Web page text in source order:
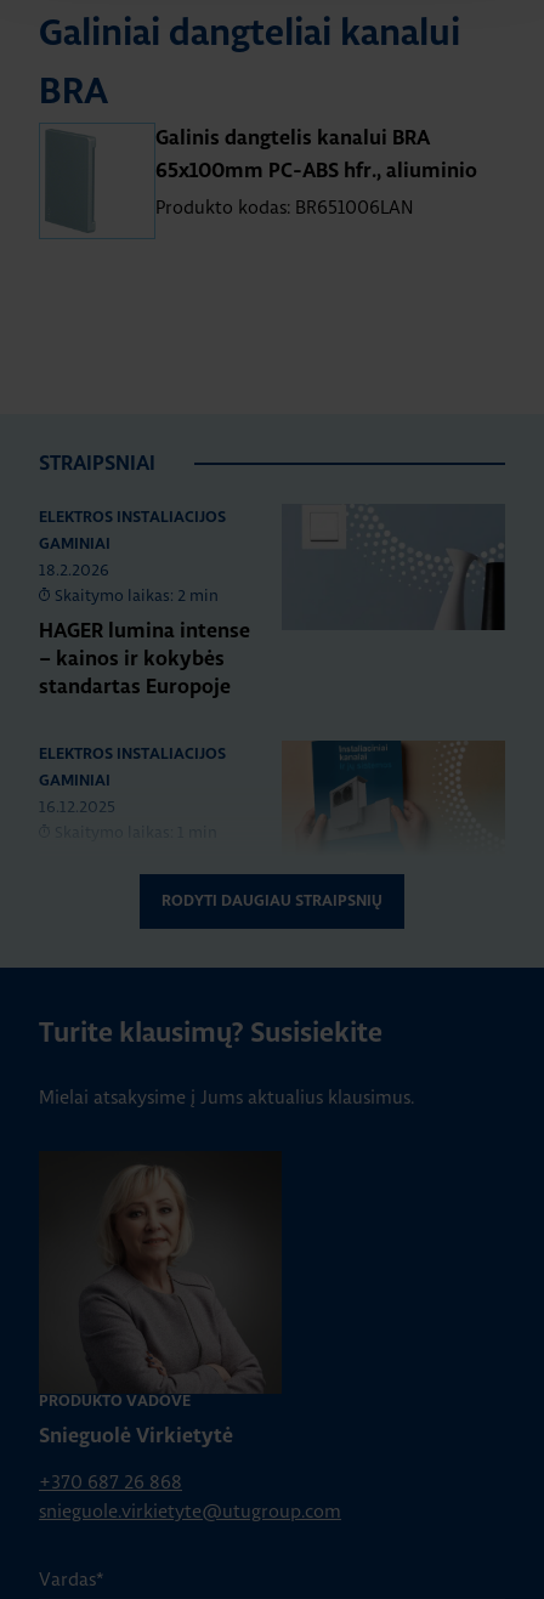
Galiniai dangteliai kanalui
BRA
Galinis dangtelis kanalui BRA
65x100mm PC-ABS hfr., aliuminio
Produkto kodas: BR651006LAN
STRAIPSNIAI
ELEKTROS INSTALIACIJOS
GAMINIAI
18.2.2026
Skaitymo laikas: 2 min
HAGER lumina intense
– kainos ir kokybės
standartas Europoje
ELEKTROS INSTALIACIJOS
GAMINIAI
16.12.2025
instaliacinių kanalų ir
GAMINIAI
RENGINIAI
16.9.2025
HAGER elektros
ŽIŪRĖTI VISUS STRAIPSNIUS
RODYTI DAUGIAU STRAIPSNIŲ
Turite klausimų? Susisiekite
Mielai atsakysime į Jums aktualius klausimus.
PRODUKTO VADOVĖ
Snieguolė Virkietytė
+370 687 26 868
snieguole.virkietyte@utugroup.com
Vardas*